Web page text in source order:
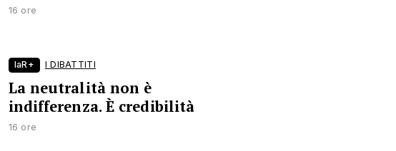
16 ore
laR+ I DIBATTITI
La neutralità non è
indifferenza. È credibilità
16 ore